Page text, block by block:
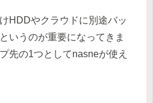
HDDやクラウドに別途バッ
いうのが重要になってきま
先の1つとしてnasneが使え